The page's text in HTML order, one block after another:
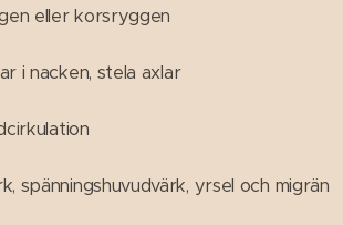
eller korsryggen
i nacken, stela axlar
spänningshuvudvärk, yrsel och migrän